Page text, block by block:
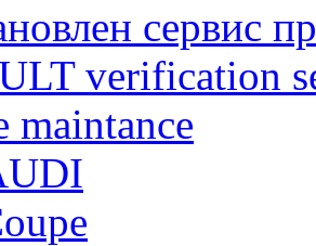
сервис
verification
maintance